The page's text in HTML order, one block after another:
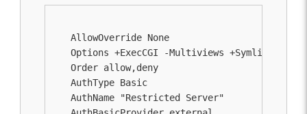
  AllowOverride None
Options +ExecCGI -Multiviews
  Order allow,deny
  AuthType Basic
  AuthName "Restricted Server"